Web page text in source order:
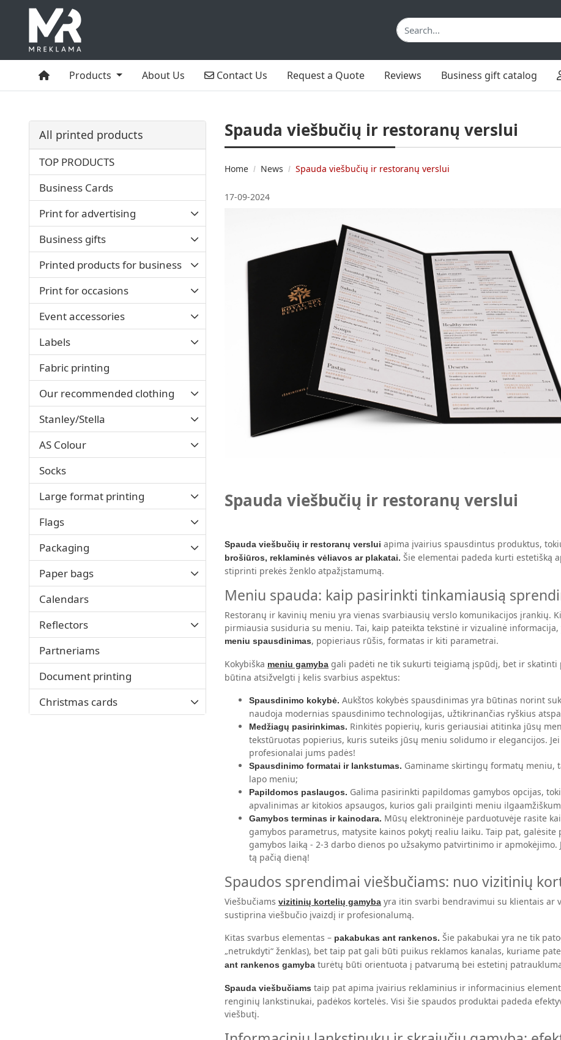
HomeProducts About Us Contact Us
Contact Us Request a Quote Reviews Business gift catalog
All printed products
TOP PRODUCTS
Business Cards
Print for advertising
Business gifts
Printed products for business
Print for occasions
Event accessories
Labels
Fabric printing
Our recommended clothing
Stanley/Stella
AS Colour
Socks
Large format printing
Flags
Packaging
Paper bags
Calendars
Reflectors
Partneriams
Document printing
Christmas cards
Spauda viešbučių ir restoranų verslui
Home News Spauda viešbučių ir restoranų verslui
17-09-2024
Spauda viešbučių ir restoranų verslui
Spauda viešbučių ir restoranų verslui apima įvairius spausdintus produktus,
brošiūros, reklaminės vėliavos ar plakatai. Šie elementai padeda kurti estetišką
stiprinti prekės ženklo atpažįstamumą.
Meniu spauda: kaip pasirinkti tinkamiausią
Restoranų ir kavinių meniu yra vienas svarbiausių verslo komunikacijos įrankių.
pirmiausia susiduria su meniu. Tai, kaip pateikta tekstinė ir vizualinė
meniu spausdinimas, popieriaus rūšis, formatas ir kiti parametrai.
Kokybiška meniu gamyba gali padėti ne tik sukurti teigiamą įspūdį, bet ir skatinti
būtina atsižvelgti į kelis svarbius aspektus:
Spausdinimo kokybė. Aukštos kokybės spausdinimas yra būtinas norint
naudoja modernias spausdinimo technologijas, užtikrinančias ryškius
Medžiagų pasirinkimas. Rinkitės popierių, kuris geriausiai atitinka jūsų
tekstūruotas popierius, kuris suteiks jūsų meniu solidumo ir elegancijos.
profesionalai jums padės!
Spausdinimo formatai ir lankstumas. Gaminame skirtingų formatų meniu,
lapo meniu;
Papildomos paslaugos. Galima pasirinkti papildomas gamybos opcijas,
apvalinimas ar kitokios apsaugos, kurios gali prailginti meniu
Gamybos terminas ir kainodara. Mūsų elektroninėje parduotuvėje rasite
gamybos parametrus, matysite kainos pokytį realiu laiku. Taip pat,
gamybos laiką - 2-3 darbo dienos po užsakymo patvirtinimo ir
tą pačią dieną!
Spaudos sprendimai viešbučiams: nuo vizitinių
Viešbučiams vizitinių kortelių gamyba yra itin svarbi bendravimui su klientais ar
sustiprina viešbučio įvaizdį ir profesionalumą.
Kitas svarbus elementas – pakabukas ant rankenos. Šie pakabukai yra ne tik
„netrukdyti“ ženklas), bet taip pat gali būti puikus reklamos kanalas, kuriame
ant rankenos gamyba turėtų būti orientuota į patvarumą bei estetinį
Spauda viešbučiams taip pat apima įvairius reklaminius ir informacinius
renginių lankstinukai, padėkos kortelės. Visi šie spaudos produktai padeda
viešbutį.